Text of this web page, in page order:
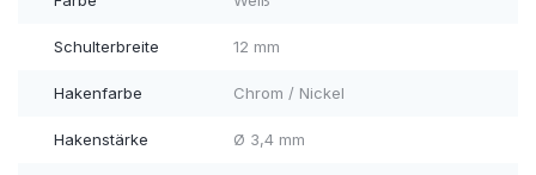
Schulterbreite 12 mm
Hakenfarbe Chrom / Nickel
Hakenstärke Ø 3,4 mm